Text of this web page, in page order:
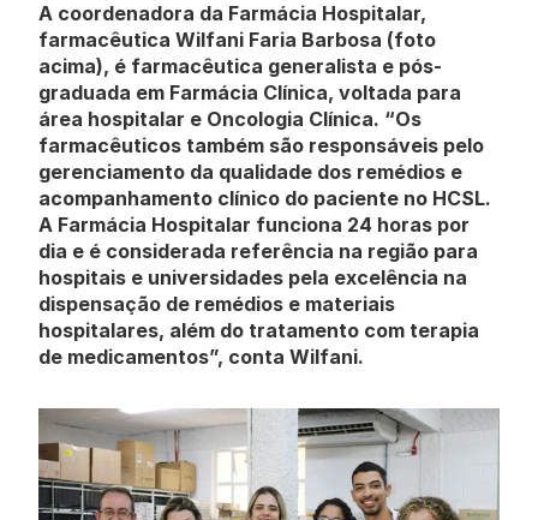
A coordenadora da Farmácia Hospitalar,
farmacêutica Wilfani Faria Barbosa (foto
acima), é farmacêutica generalista e pós-
graduada em Farmácia Clínica, voltada para
área hospitalar e Oncologia Clínica. “Os
farmacêuticos também são responsáveis pelo
gerenciamento da qualidade dos remédios e
acompanhamento clínico do paciente no HCSL.
A Farmácia Hospitalar funciona 24 horas por
dia e é considerada referência na região para
hospitais e universidades pela excelência na
dispensação de remédios e materiais
hospitalares, além do tratamento com terapia
de medicamentos”, conta Wilfani.